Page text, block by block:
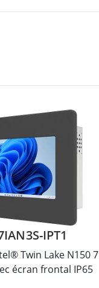
IPT1
Twin Lake N150 7
écran frontal IP65